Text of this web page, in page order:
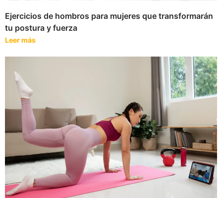
Ejercicios de hombros para mujeres que transformarán
tu postura y fuerza
Leer más